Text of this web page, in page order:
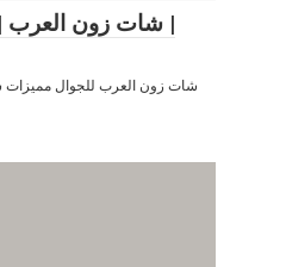
شات زون العرب |
شات زون العرب للجوال مميزات